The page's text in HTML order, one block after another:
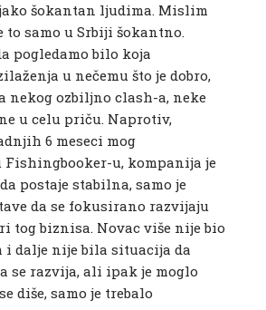
šokantan ljudima. Mislim
to samo u Srbiji šokantno.
pogledamo bilo koja
u nečemu što je dobro,
nekog ozbiljno clash-a, neke
u celu priču. Naprotiv,
6 meseci mog
Fishingbooker-u, kompanija je
postaje stabilna, samo je
da se fokusirano razvijaju
tog biznisa. Novac više nije bio
i dalje nije bila situacija da
se razvija, ali ipak je moglo
diše, samo je trebalo